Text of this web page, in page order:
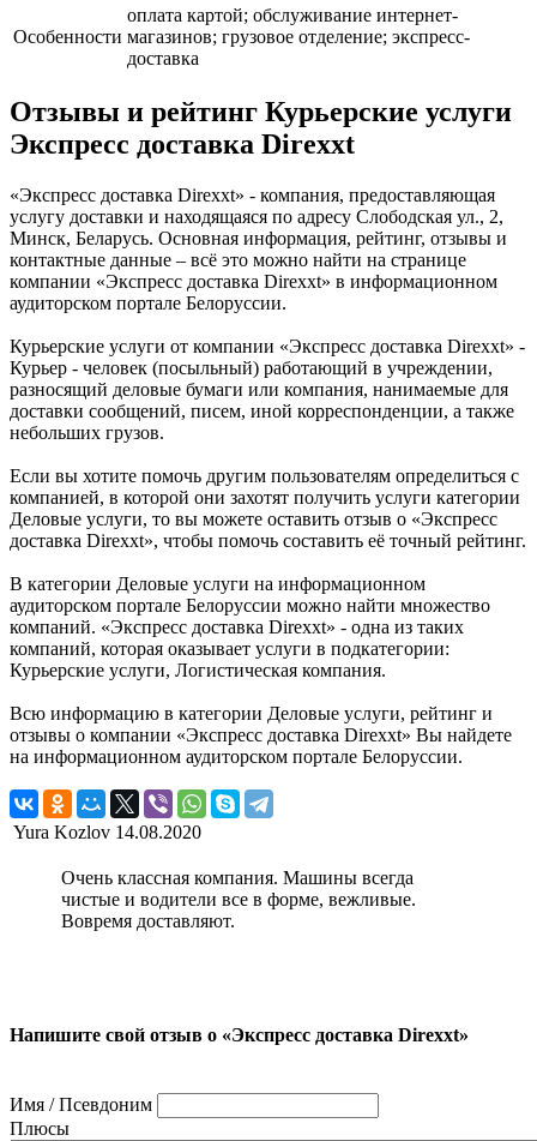
Особенности
оплата картой; обслуживание интернет-
магазинов; грузовое отделение; экспресс-
доставка
Отзывы и рейтинг Курьерские услуги
Экспресс доставка Direxxt
«Экспресс доставка Direxxt» - компания, предоставляющая
услугу доставки и находящаяся по адресу Слободская ул., 2,
Минск, Беларусь. Основная информация, рейтинг, отзывы и
контактные данные – всё это можно найти на странице
компании «Экспресс доставка Direxxt» в информационном
аудиторском портале Белоруссии.
Курьерские услуги от компании «Экспресс доставка Direxxt» -
Курьер - человек (посыльный) работающий в учреждении,
разносящий деловые бумаги или компания, нанимаемые для
доставки сообщений, писем, иной корреспонденции, а также
небольших грузов.
Если вы хотите помочь другим пользователям определиться с
компанией, в которой они захотят получить услуги категории
Деловые услуги, то вы можете оставить отзыв о «Экспресс
доставка Direxxt», чтобы помочь составить её точный рейтинг.
В категории Деловые услуги на информационном
аудиторском портале Белоруссии можно найти множество
компаний. «Экспресс доставка Direxxt» - одна из таких
компаний, которая оказывает услуги в подкатегории:
Курьерские услуги, Логистическая компания.
Всю информацию в категории Деловые услуги, рейтинг и
отзывы о компании «Экспресс доставка Direxxt» Вы найдете
на информационном аудиторском портале Белоруссии.
Yura Kozlov 14.08.2020
Очень классная компания. Машины всегда
чистые и водители все в форме, вежливые.
Вовремя доставляют.
Напишите свой отзыв о «Экспресс доставка Direxxt»
Имя / Псевдоним
Плюсы